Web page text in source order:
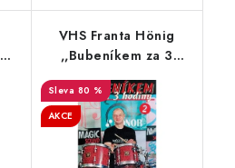
VHS Franta Hönig
,,Bubeníkem za 3
80 %
AKCE